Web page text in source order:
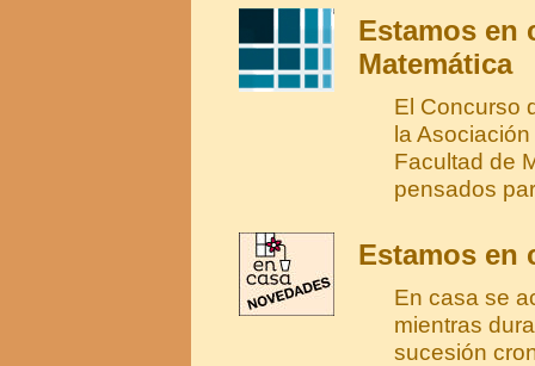
Estamos en
Matemática
El Concurso
la
Facultad de
pensados
Estamos en
En casa se
mientras
sucesión